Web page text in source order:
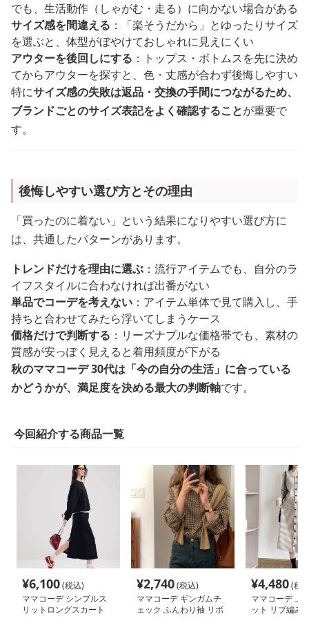
でも、生活動作（しゃがむ・走る）に向かない場合がある
サイズ感を間違える ：「楽そうだから」とゆったりサイズ
を選ぶと、体型がぼやけておしゃれに見えにくい
アウターを後回しにする ：トップス・ボトムスを先に決め
てからアウターを探すと、色・丈感が合わず後悔しやすい
特にサイズ感の失敗は返品・交換の手間につながるため、
ブランドごとのサイズ表記をよく確認することが重要で
す。
後悔しやすい選び方とその理由
「買ったのに着ない」という結果になりやすい選び方に
は、共通したパターンがあります。
トレンドだけを理由に選ぶ ：流行アイテムでも、自分のラ
イフスタイルに合わなければ出番がない
単品でコーデを考えない ：アイテム単体で見て購入し、手
持ちと合わせてみたら浮いてしまうケース
価格だけで判断する ：リーズナブルな価格帯でも、素材の
質感が安っぽく見えると着用頻度が下がる
秋のママコーデ 30代は「今の自分の生活」に合っている
かどうかが、満足度を決める最大の判断軸です。
今回紹介する商品一覧
¥6,100(税込)
ママコーデ シンプルス
リットロングスカート
¥2,740(税込)
ママコーデ ギンガムチ
ェック ふんわり袖 リボ
¥4,480(税
ママコーデ 上
ット リブ編み